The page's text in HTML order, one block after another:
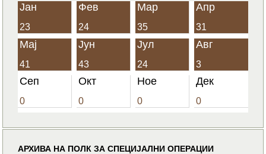
Јан
23
Фев
24
Мар
35
Апр
31
Мај
41
Јун
43
Јул
24
Авг
3
Сеп
0
Окт
0
Ное
0
Дек
0
АРХИВА НА ПОЛК ЗА СПЕЦИЈАЛНИ ОПЕРАЦИИ